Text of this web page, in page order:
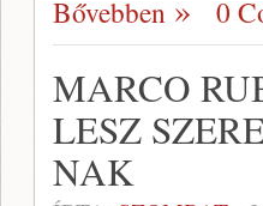
Bővebben 0
MARCO
LESZ
NAK